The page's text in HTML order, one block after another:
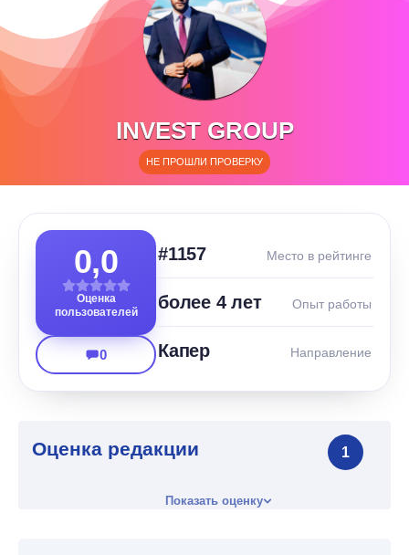
INVEST GROUP
НЕ ПРОШЛИ ПРОВЕРКУ
0,0
Оценка
пользователей
0
#1157 Место в рейтинге
более 4 лет Опыт работы
Капер Направление
Оценка редакции 1
Показать оценку